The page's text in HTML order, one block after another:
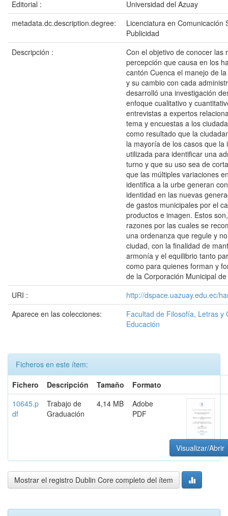
Editorial :
Universidad del Azuay
metadata.dc.description.degree:
Licenciatura en Comunicación
Publicidad
Descripción :
Con el objetivo de conocer las
percepción que causa en los
cantón Cuenca el manejo de la
y su cambio con cada
desarrolló una investigación
enfoque cualitativo y
entrevistas a expertos
tema y encuestas a los
como resultado que la
la mayoría de los casos que la
utilizada para identificar una
turno y que su uso sea de
que las múltiples variaciones
identifica a la urbe generan
identidad en las nuevas
de gastos municipales por el
productos e imagen. Estos
razones por las cuales se
una ordenanza que regule y
ciudad, con la finalidad de
armonía y el equilibrio tanto
como para quienes forman y
de la Corporación Municipal
URI :
http://dspace.uazuay.edu.ec/
Aparece en las colecciones:
Facultad de Filosofía, Letras y
Educación
Ficheros en este ítem:
Fichero
Descripción Tamaño
Formato
10645.p
df
Trabajo de
Graduación
4,14 MB
Adobe
PDF
Visualizar/Abrir
Mostrar el registro Dublin Core completo del ítem